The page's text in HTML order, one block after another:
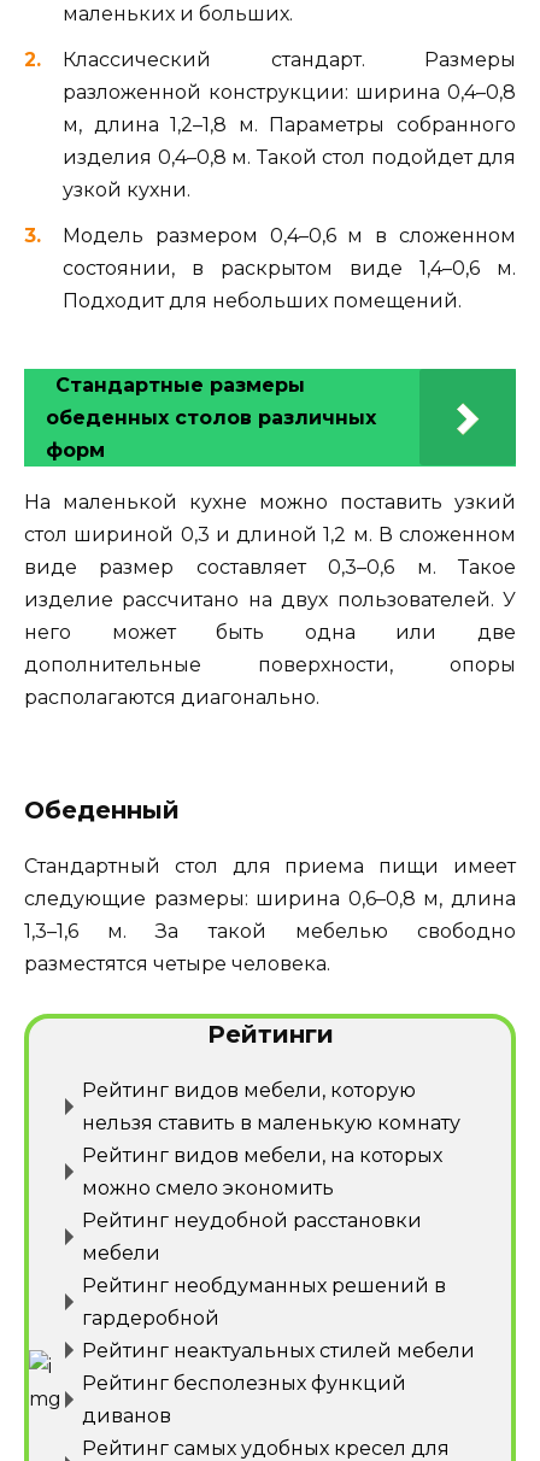
маленьких и больших.
Классический стандарт. Размеры
разложенной конструкции: ширина 0,4–0,8
м, длина 1,2–1,8 м. Параметры собранного
изделия 0,4–0,8 м. Такой стол подойдет для
узкой кухни.
Модель размером 0,4–0,6 м в сложенном
состоянии, в раскрытом виде 1,4–0,6 м.
Подходит для небольших помещений.
Стандартные размеры
обеденных столов различных
форм
На маленькой кухне можно поставить узкий
стол шириной 0,3 и длиной 1,2 м. В сложенном
виде размер составляет 0,3–0,6 м. Такое
изделие рассчитано на двух пользователей. У
него может быть одна или две
дополнительные поверхности, опоры
располагаются диагонально.
Обеденный
Стандартный стол для приема пищи имеет
следующие размеры: ширина 0,6–0,8 м, длина
1,3–1,6 м. За такой мебелью свободно
разместятся четыре человека.
Рейтинги
Рейтинг видов мебели, которую
нельзя ставить в маленькую комнату
Рейтинг видов мебели, на которых
можно смело экономить
Рейтинг неудобной расстановки
мебели
Рейтинг необдуманных решений в
гардеробной
Рейтинг неактуальных стилей мебели
Рейтинг бесполезных функций
диванов
Рейтинг самых удобных кресел для